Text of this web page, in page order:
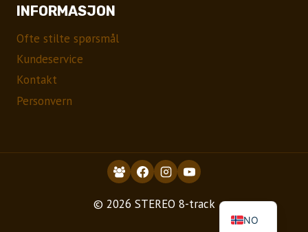
INFORMASJON
Ofte stilte spørsmål
Kundeservice
Kontakt
Personvern
© 2026 STEREO 8-track
NO